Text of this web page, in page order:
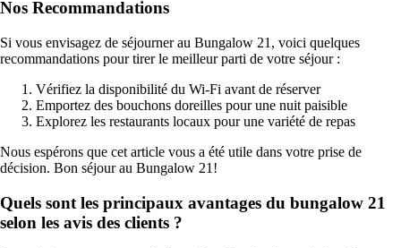
Nos Recommandations
Si vous envisagez de séjourner au Bungalow 21, voici quelques
recommandations pour tirer le meilleur parti de votre séjour :
Vérifiez la disponibilité du Wi-Fi avant de réserver
Emportez des bouchons doreilles pour une nuit paisible
Explorez les restaurants locaux pour une variété de repas
Nous espérons que cet article vous a été utile dans votre prise de
décision. Bon séjour au Bungalow 21!
Quels sont les principaux avantages du bungalow 21
selon les avis des clients ?